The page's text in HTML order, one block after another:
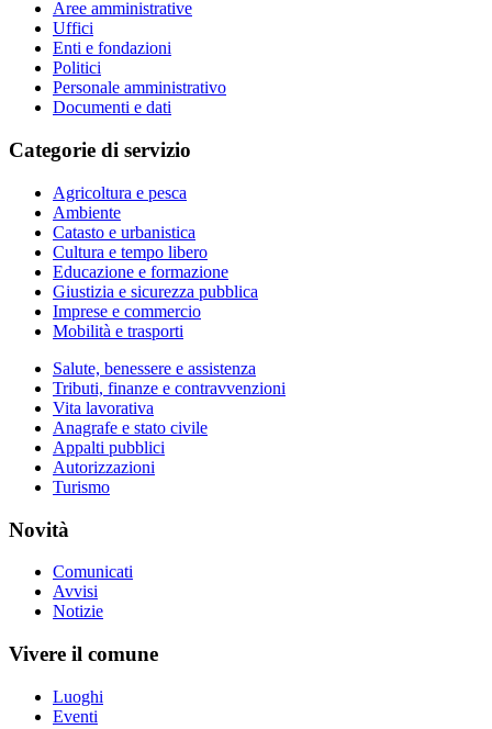
Aree amministrative
Uffici
Enti e fondazioni
Politici
Personale amministrativo
Documenti e dati
Categorie di servizio
Agricoltura e pesca
Ambiente
Catasto e urbanistica
Cultura e tempo libero
Educazione e formazione
Giustizia e sicurezza pubblica
Imprese e commercio
Mobilità e trasporti
Salute, benessere e assistenza
Tributi, finanze e contravvenzioni
Vita lavorativa
Anagrafe e stato civile
Appalti pubblici
Autorizzazioni
Turismo
Novità
Comunicati
Avvisi
Notizie
Vivere il comune
Luoghi
Eventi